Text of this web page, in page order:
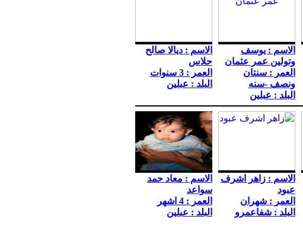
الاسم : يوسف
وتولين عمر عثمان
العمر : سنتان
ونصف -سنه
البلد : عبلين
الاسم : ديالا صالح
حلاس
العمر : 3 سنوات
البلد : عبلين
الاسم : زاهر اشرف
عبود
العمر : شهران
البلد : شفاعمرو
الاسم : معاد حمد
سواعد
العمر : 4 اشهر
البلد : عبلين